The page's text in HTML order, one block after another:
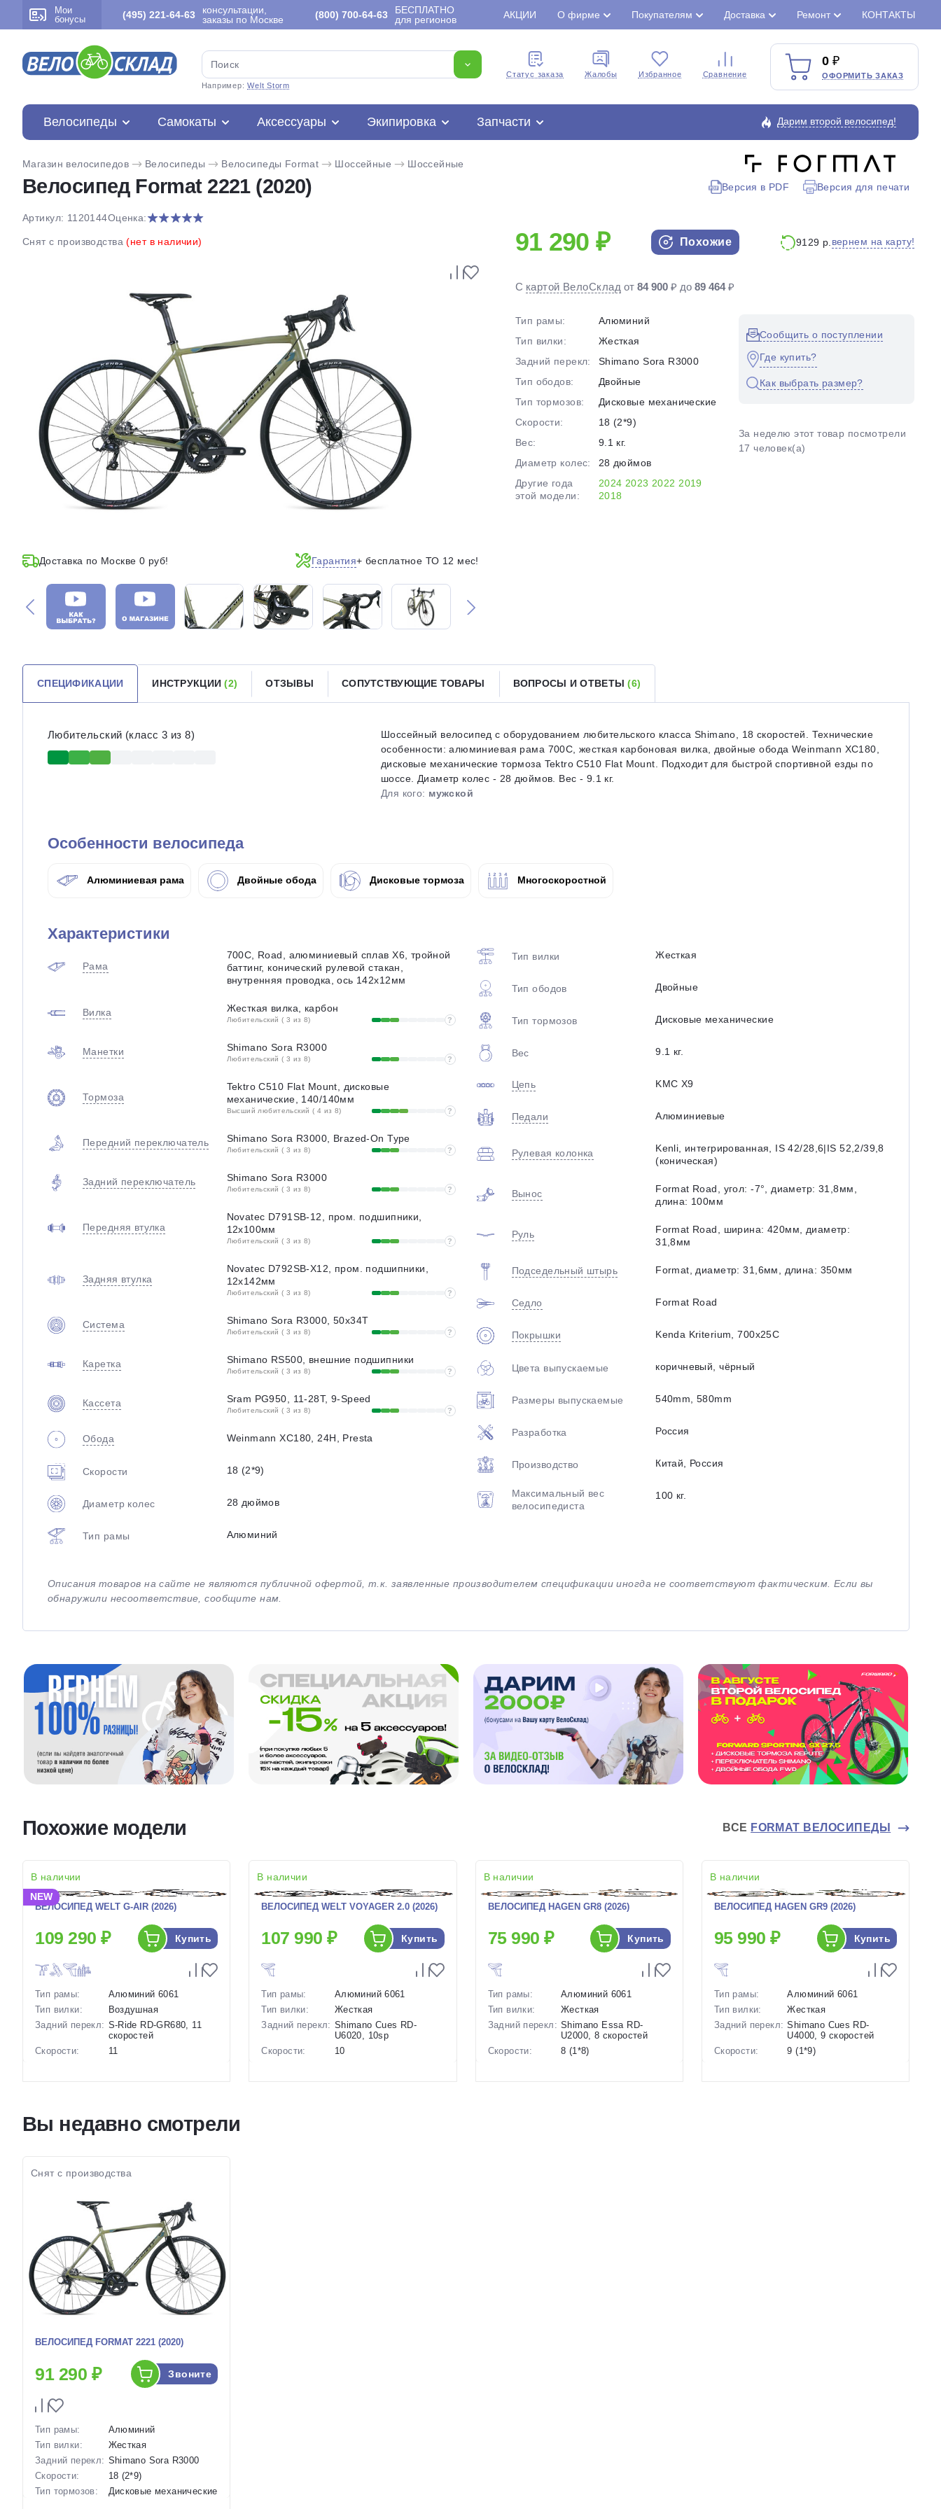
Мои
бонусы
(495) 221-64-63
консультации,
заказы по Москве
(800) 700-64-63
БЕСПЛАТНО
для регионов
АКЦИИ О фирме Покупателям Доставка Ремонт КОНТАКТЫ
Например:Welt Storm
Cтатус заказа Жалобы Избранное Сравнение
0
ОФОРМИТЬ ЗАКАЗ
Велосипеды Самокаты Аксессуары Экипировка Запчасти Дарим второй велосипед!
Магазин велосипедов Велосипеды Велосипеды Format Шоссейные Шоссейные
Велосипед Format 2221 (2020) Версия в PDF Версия для печати
Артикул: 1120144Оценка:
Снят с производства(нет в наличии)
Доставка по Москве 0 руб! Гарантия+ бесплатное ТО 12 мес!
91 290 ₽ Похожие 9129 р. вернем на карту!
С картой ВелоСклад от84 900 ₽ до89 464₽
Тип рамы:
Алюминий
Тип вилки:
Жесткая
Задний перекл:
Shimano Sora R3000
Тип ободов:
Двойные
Тип тормозов:
Дисковые механические
Скорости:
18 (2*9)
Вес:
9.1 кг.
Диаметр колес:
28 дюймов
Другие года
этой модели:
2024 2023 2022 2019
2018
Сообщить о поступлении
Где купить?
Как выбрать размер?
За неделю этот товар посмотрели
17 человек(а)
СПЕЦИФИКАЦИИ ИНСТРУКЦИИ(2) ОТЗЫВЫ СОПУТСТВУЮЩИЕ ТОВАРЫ ВОПРОСЫ И ОТВЕТЫ(6)
Любительский (класс 3 из 8)
Шоссейный велосипед с оборудованием любительского класса Shimano, 18 скоростей. Технические
особенности: алюминиевая рама 700C, жесткая карбоновая вилка, двойные обода Weinmann ХC180,
дисковые механические тормоза Tektro C510 Flat Mount. Подходит для быстрой спортивной езды по
шоссе. Диаметр колес - 28 дюймов. Вес - 9.1 кг.
Для кого: мужской
Особенности велосипеда
Алюминиевая рама Двойные обода Дисковые тормоза Многоскоростной
Характеристики
Рама
700C, Road, алюминиевый сплав X6, тройной
баттинг, конический рулевой стакан,
внутренняя проводка, ось 142x12мм
Вилка Жесткая вилка, карбон
Любительский ( 3 из 8) ?
Манетки Shimano Sora R3000
Любительский ( 3 из 8) ?
Тормоза
Tektro C510 Flat Mount, дисковые
механические, 140/140мм
Высший любительский ( 4 из 8) ?
Передний переключатель Shimano Sora R3000, Brazed-On Type
Любительский ( 3 из 8) ?
Задний переключатель Shimano Sora R3000
Любительский ( 3 из 8) ?
Передняя втулка
Novatec D791SB-12, пром. подшипники,
12х100мм
Любительский ( 3 из 8) ?
Задняя втулка
Novatec D792SB-Х12, пром. подшипники,
12х142мм
Любительский ( 3 из 8) ?
Система Shimano Sora R3000, 50x34T
Любительский ( 3 из 8) ?
Каретка Shimano RS500, внешние подшипники
Любительский ( 3 из 8) ?
Кассета Sram PG950, 11-28T, 9-Speed
Любительский ( 3 из 8) ?
Обода Weinmann ХC180, 24Н, Presta
Скорости 18 (2*9)
Диаметр колес 28 дюймов
Тип рамы Алюминий
Тип вилки Жесткая
Тип ободов Двойные
Тип тормозов Дисковые механические
Вес 9.1 кг.
Цепь KMC X9
Педали Алюминиевые
Рулевая колонка
Kenli, интегрированная, IS 42/28,6|IS 52,2/39,8
(коническая)
Вынос
Format Road, угол: -7°, диаметр: 31,8мм,
длина: 100мм
Руль
Format Road, ширина: 420мм, диаметр:
31,8мм
Подседельный штырь Format, диаметр: 31,6мм, длина: 350мм
Седло Format Road
Покрышки Kenda Kriterium, 700x25C
Цвета выпускаемые коричневый, чёрный
Размеры выпускаемые 540mm, 580mm
Разработка Россия
Производство Китай, Россия
Максимальный вес
велосипедиста
100 кг.
Описания товаров на сайте не являются публичной офертой, т.к. заявленные производителем спецификации иногда не соответствуют фактическим. Если вы
обнаружили несоответствие, сообщите нам.
Похожие модели ВСЕ FORMAT ВЕЛОСИПЕДЫ
В наличии
NEW
ВЕЛОСИПЕД WELT G-AIR (2026)
109 290 ₽ Купить
Тип рамы:
Алюминий 6061
Тип вилки:
Воздушная
Задний перекл: S-Ride RD-GR680, 11
скоростей
Скорости:
11
колес:
Цвет-размер в
21 Коричневый, 19.5
В наличии
ВЕЛОСИПЕД WELT VOYAGER 2.0 (2026)
107 990 ₽ Купить
Тип рамы:
Алюминий 6061
Тип вилки:
Жесткая
Задний перекл: Shimano Cues RD-
U6020, 10sp
Скорости:
10
В наличии
ВЕЛОСИПЕД HAGEN GR8 (2026)
75 990 ₽ Купить
Тип рамы:
Алюминий 6061
Тип вилки:
Жесткая
Задний перекл: Shimano Essa RD-
U2000, 8 скоростей
Скорости:
8 (1*8)
В наличии
ВЕЛОСИПЕД HAGEN GR9 (2026)
95 990 ₽ Купить
Тип рамы:
Алюминий 6061
Тип вилки:
Жесткая
Задний перекл: Shimano Cues RD-
U4000, 9 скоростей
Скорости:
9 (1*9)
Вы недавно смотрели
Снят с производства
ВЕЛОСИПЕД FORMAT 2221 (2020)
91 290 ₽ Звоните
Тип рамы:
Алюминий
Тип вилки:
Жесткая
Задний перекл: Shimano Sora R3000
Скорости:
18 (2*9)
Тип тормозов:
Дисковые механические
Разбейте
на части
без переплат
График платежей
Сегодня
25%
Оплачивайте сегодня только
25% картой любого банка
Подробнее об оплате Плайтом
plait.ru